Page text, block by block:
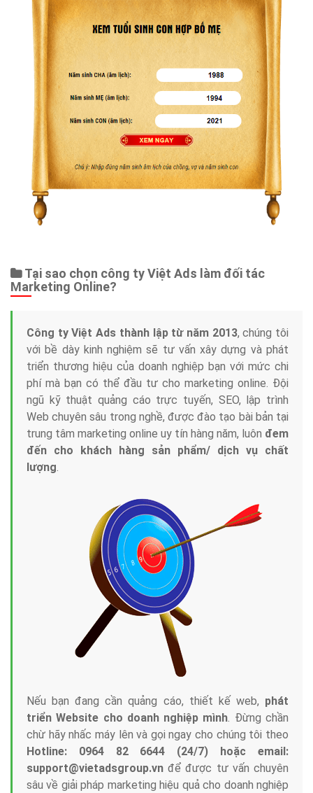
Tại sao chọn công ty Việt Ads làm đối tác
Marketing Online?
Công ty Việt Ads thành lập từ năm 2013, chúng tôi
với bề dày kinh nghiệm sẽ tư vấn xây dựng và phát
triển thương hiệu của doanh nghiệp bạn với mức chi
phí mà bạn có thể đầu tư cho marketing online. Đội
ngũ kỹ thuật quảng cáo trực tuyến, SEO, lập trình
Web chuyên sâu trong nghề, được đào tạo bài bản tại
trung tâm marketing online uy tín hàng năm, luôn đem
đến cho khách hàng sản phẩm/ dịch vụ chất
lượng.
Nếu bạn đang cần quảng cáo, thiết kế web, phát
triển Website cho doanh nghiệp mình. Đừng chần
chừ hãy nhấc máy lên và gọi ngay cho chúng tôi theo
Hotline: 0964 82 6644 (24/7) hoặc email:
support@vietadsgroup.vn để được tư vấn chuyên
sâu về giải pháp marketing hiệu quả cho doanh nghiệp